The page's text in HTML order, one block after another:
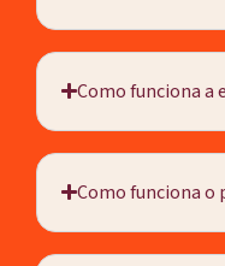
Como funciona a
Como funciona o